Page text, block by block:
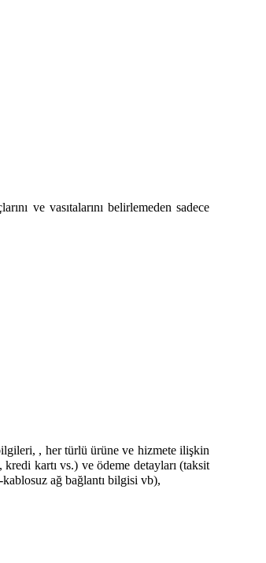
ve vasıtalarını belirlemeden sadece
, her türlü ürüne ve hizmete ilişkin
kartı vs.) ve ödeme detayları (taksit
ağ bağlantı bilgisi vb),